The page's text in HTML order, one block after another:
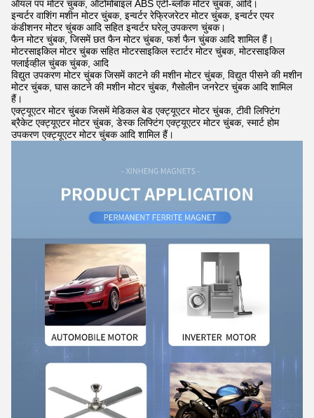
ऑयल पंप मोटर चुंबक, ऑटोमोबाइल ABS एंटी-ब्लॉक मोटर चुंबक, आदि।
इन्वर्टर वाशिंग मशीन मोटर चुंबक, इन्वर्टर रेफ्रिजरेटर मोटर चुंबक, इन्वर्टर एयर
कंडीशनर मोटर चुंबक आदि सहित इन्वर्टर घरेलू उपकरण चुंबक।
फैन मोटर चुंबक, जिसमें छत फैन मोटर चुंबक, फर्श फैन चुंबक आदि शामिल हैं।
मोटरसाइकिल मोटर चुंबक सहित मोटरसाइकिल स्टार्टर मोटर चुंबक, मोटरसाइकिल
फ्लाईव्हील चुंबक चुंबक, आदि
विद्युत उपकरण मोटर चुंबक जिसमें काटने की मशीन मोटर चुंबक, विद्युत पीसने की मशीन
मोटर चुंबक, घास काटने की मशीन मोटर चुंबक, गैसोलीन जनरेटर चुंबक आदि शामिल
हैं।
एक्ट्यूएटर मोटर चुंबक जिसमें मेडिकल बेड एक्ट्यूएटर मोटर चुंबक, टीवी लिफ्टिंग
ब्रैकेट एक्ट्यूएटर मोटर चुंबक, डेस्क लिफ्टिंग एक्ट्यूएटर मोटर चुंबक, स्मार्ट होम
उपकरण एक्ट्यूएटर मोटर चुंबक आदि शामिल हैं।